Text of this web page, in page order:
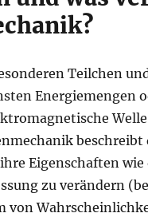
Teilchen
Energiemengen
beschreibt
Eigenschaften
zu verändern
von